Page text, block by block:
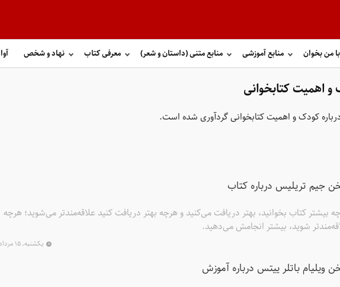
با من بخوان منابع آموزشی منابع متنی (داستان و شعر) معرفی کتاب نهاد و شخص آوا
اهمیت کتابخوانی
کودک و اهمیت کتابخوانی گردآوری شده است.
جیم تریلیس درباره کتاب
بیشتر کتاب بخوانید، بهتر دریافت می‌کنید و هرچه بهتر دریافت کنید علاقه‌مندتر می‌شوید؛ هرچه
شوید، بیشتر انجامش می‌دهید.
یکشنبه, ۱۵ مرداد
ویلیام باتلر ییتس درباره آموزش